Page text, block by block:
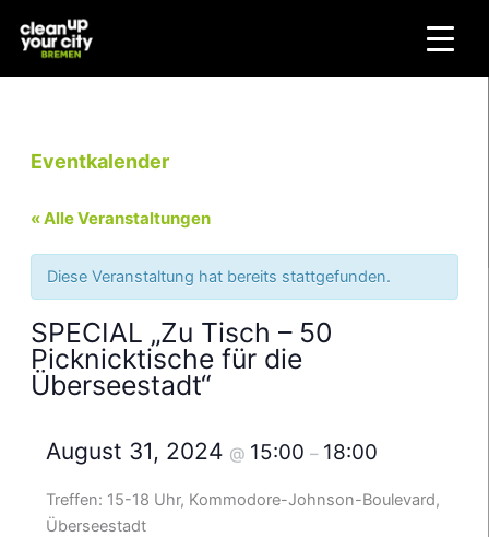
Inhalt
springen
Eventkalender
« Alle Veranstaltungen
Diese Veranstaltung hat bereits stattgefunden.
SPECIAL „Zu Tisch – 50
Picknicktische für die
Überseestadt“
August 31, 2024 @ 15:00– 18:00
Treffen: 15-18 Uhr, Kommodore-Johnson-Boulevard,
Überseestadt